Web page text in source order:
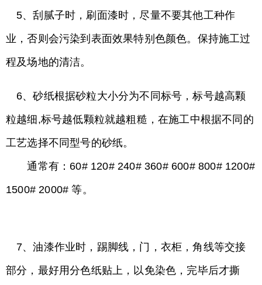
5、刮腻子时，刷面漆时，尽量不要其他工种作
业，否则会污染到表面效果特别色颜色。保持施工过
程及场地的清洁。
6、砂纸根据砂粒大小分为不同标号，标号越高颗
粒越细,标号越低颗粒就越粗糙，在施工中根据不同的
工艺选择不同型号的砂纸。
通常有：60# 120# 240# 360# 600# 800# 1200#
1500# 2000# 等。
7、油漆作业时，踢脚线，门，衣柜，角线等交接
部分，最好用分色纸贴上，以免染色，完毕后才撕